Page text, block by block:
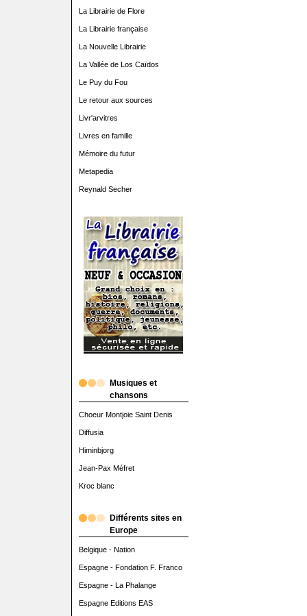
La Librairie de Flore
La Librairie française
La Nouvelle Librairie
La Vallée de Los Caïdos
Le Puy du Fou
Le retour aux sources
Livr'arvitres
Livres en famille
Mémoire du futur
Metapedia
Reynald Secher
Musiques et
chansons
Choeur Montjoie Saint Denis
Diffusia
Himinbjorg
Jean-Pax Méfret
Kroc blanc
Différents sites en
Europe
Belgique - Nation
Espagne - Fondation F. Franco
Espagne - La Phalange
Espagne Editions EAS